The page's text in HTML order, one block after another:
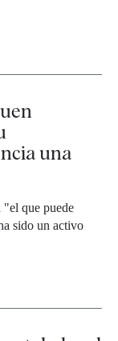
una
"el que puede
sido un activo